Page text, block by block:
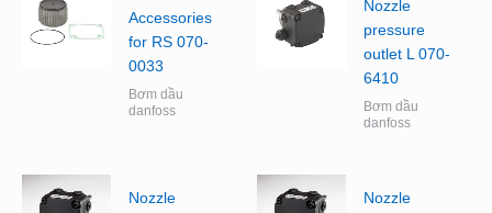
Accessories
for RS 070-
0033
Bơm dầu
danfoss
Nozzle
pressure
outlet L 070-
6410
Bơm dầu
danfoss
Nozzle
Nozzle